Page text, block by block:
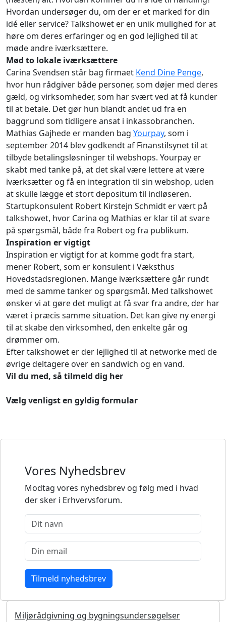
Hvordan undersøger du, om der er et marked for din
idé eller service? Talkshowet er en unik mulighed for at
høre om deres erfaringer og en god lejlighed til at
møde andre iværksættere.
Mød to lokale iværksættere
Carina Svendsen står bag firmaet Kend Dine Penge,
hvor hun rådgiver både personer, som døjer med deres
gæld, og virksomheder, som har svært ved at få kunder
til at betale. Det gør hun blandt andet ud fra en
baggrund som tidligere ansat i inkassobranchen.
Mathias Gajhede er manden bag Yourpay, som i
september 2014 blev godkendt af Finanstilsynet til at
tilbyde betalingsløsninger til webshops. Yourpay er
skabt med tanke på, at det skal være lettere at være
iværksætter og få en integration til sin webshop, uden
at skulle lægge et stort depositum til indløseren.
Startupkonsulent Robert Kirstejn Schmidt er vært på
talkshowet, hvor Carina og Mathias er klar til at svare
på spørgsmål, både fra Robert og fra publikum.
Inspiration er vigtigt
Inspiration er vigtigt for at komme godt fra start,
mener Robert, som er konsulent i Væksthus
Hovedstadsregionen. Mange iværksættere går rundt
med de samme tanker og spørgsmål. Med talkshowet
ønsker vi at gøre det muligt at få svar fra andre, der har
været i præcis samme situation. Det kan give ny energi
til at skabe den virksomhed, den enkelte går og
drømmer om.
Efter talkshowet er der lejlighed til at networke med de
øvrige deltagere over en sandwich og en vand.
Vil du med, så tilmeld dig her
Vælg venligst en gyldig formular
Vores Nyhedsbrev
Modtag vores nyhedsbrev og følg med i hvad
der sker i Erhvervsforum.
Miljørådgivning og bygningsundersøgelser